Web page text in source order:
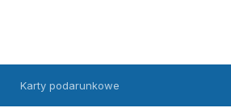
Karty podarunkowe